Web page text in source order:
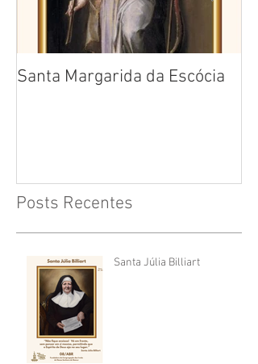
Santa Margarida da Escócia
Posts Recentes
Santa Júlia Billiart